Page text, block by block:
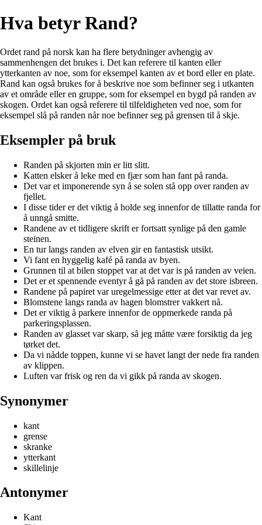
Hva betyr Rand?
Ordet rand på norsk kan ha flere betydninger avhengig av
sammenhengen det brukes i. Det kan referere til kanten eller
ytterkanten av noe, som for eksempel kanten av et bord eller en plate.
Rand kan også brukes for å beskrive noe som befinner seg i utkanten
av et område eller en gruppe, som for eksempel en bygd på randen av
skogen. Ordet kan også referere til tilfeldigheten ved noe, som for
eksempel slå på randen når noe befinner seg på grensen til å skje.
Eksempler på bruk
Randen på skjorten min er litt slitt.
Katten elsker å leke med en fjær som han fant på randa.
Det var et imponerende syn å se solen stå opp over randen av
fjellet.
I disse tider er det viktig å holde seg innenfor de tillatte randa for
å unngå smitte.
Randene av et tidligere skrift er fortsatt synlige på den gamle
steinen.
En tur langs randen av elven gir en fantastisk utsikt.
Vi fant en hyggelig kafé på randa av byen.
Grunnen til at bilen stoppet var at det var is på randen av veien.
Det er et spennende eventyr å gå på randen av det store isbreen.
Randene på papiret var uregelmessige etter at det var revet av.
Blomstene langs randa av hagen blomstrer vakkert nå.
Det er viktig å parkere innenfor de oppmerkede randa på
parkeringsplassen.
Randen av glasset var skarp, så jeg måtte være forsiktig da jeg
tørket det.
Da vi nådde toppen, kunne vi se havet langt der nede fra randen
av klippen.
Luften var frisk og ren da vi gikk på randa av skogen.
Synonymer
kant
grense
skranke
ytterkant
skillelinje
Antonymer
Kant